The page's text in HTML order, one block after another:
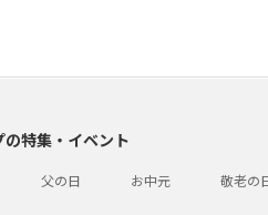
特集・イベント
父の日 お中元 敬老の